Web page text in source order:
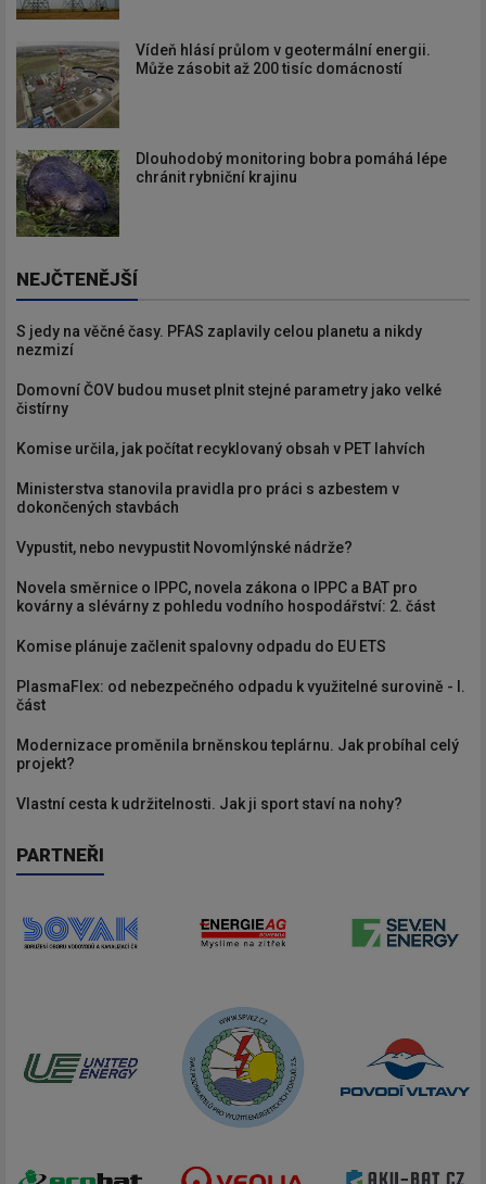
Vídeň hlásí průlom v geotermální energii.
Může zásobit až 200 tisíc domácností
Dlouhodobý monitoring bobra pomáhá lépe
chránit rybniční krajinu
NEJČTENĚJŠÍ
S jedy na věčné časy. PFAS zaplavily celou planetu a nikdy
nezmizí
Domovní ČOV budou muset plnit stejné parametry jako velké
čistírny
Komise určila, jak počítat recyklovaný obsah v PET lahvích
Ministerstva stanovila pravidla pro práci s azbestem v
dokončených stavbách
Vypustit, nebo nevypustit Novomlýnské nádrže?
Novela směrnice o IPPC, novela zákona o IPPC a BAT pro
kovárny a slévárny z pohledu vodního hospodářství: 2. část
Komise plánuje začlenit spalovny odpadu do EU ETS
PlasmaFlex: od nebezpečného odpadu k využitelné surovině - I.
část
Modernizace proměnila brněnskou teplárnu. Jak probíhal celý
projekt?
Vlastní cesta k udržitelnosti. Jak ji sport staví na nohy?
PARTNEŘI